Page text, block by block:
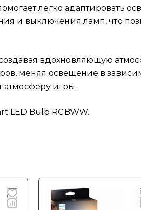
легко адаптировать
и выключения ламп, что
вдохновляющую
меняя освещение в
атмосферу игры.
LED Bulb RGBWW.